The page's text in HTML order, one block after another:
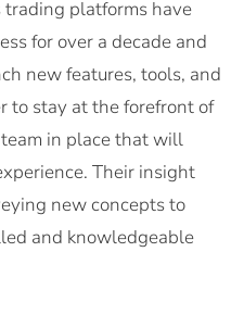
trading platforms have
for over a decade and
new features, tools, and
to stay at the forefront of
in place that will
Their insight
new concepts to
and knowledgeable